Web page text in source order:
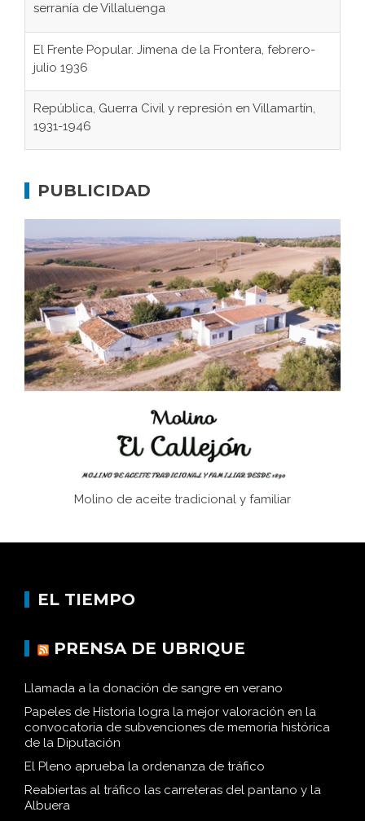
serranía de Villaluenga
El Frente Popular. Jimena de la Frontera, febrero-
julio 1936
República, Guerra Civil y represión en Villamartín,
1931-1946
concentración nazis
Bornos
El Frente Popular. Ubrique, febrero-julio 1936
Juntar las letras. La alfabetización en el campo: del
afán de saber a la autogestión
Historia y vivencias del poblado de Los Hurones
PUBLICIDAD
Molino de aceite tradicional y familiar
EL TIEMPO
PRENSA DE UBRIQUE
Llamada a la donación de sangre en verano
Papeles de Historia logra la mejor valoración en la
convocatoria de subvenciones de memoria histórica
de la Diputación
El Pleno aprueba la ordenanza de tráfico
Reabiertas al tráfico las carreteras del pantano y la
Albuera